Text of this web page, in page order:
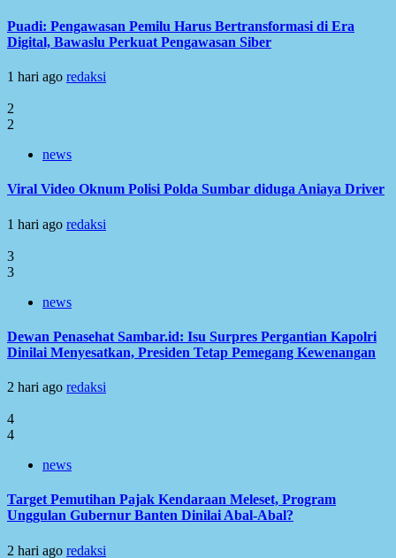
Puadi: Pengawasan Pemilu Harus Bertransformasi di Era
Digital, Bawaslu Perkuat Pengawasan Siber
1 hari ago redaksi
2
2
news
Viral Video Oknum Polisi Polda Sumbar diduga Aniaya Driver
1 hari ago redaksi
3
3
news
Dewan Penasehat Sambar.id: Isu Surpres Pergantian Kapolri
Dinilai Menyesatkan, Presiden Tetap Pemegang Kewenangan
2 hari ago redaksi
4
4
news
Target Pemutihan Pajak Kendaraan Meleset, Program
Unggulan Gubernur Banten Dinilai Abal-Abal?
2 hari ago redaksi